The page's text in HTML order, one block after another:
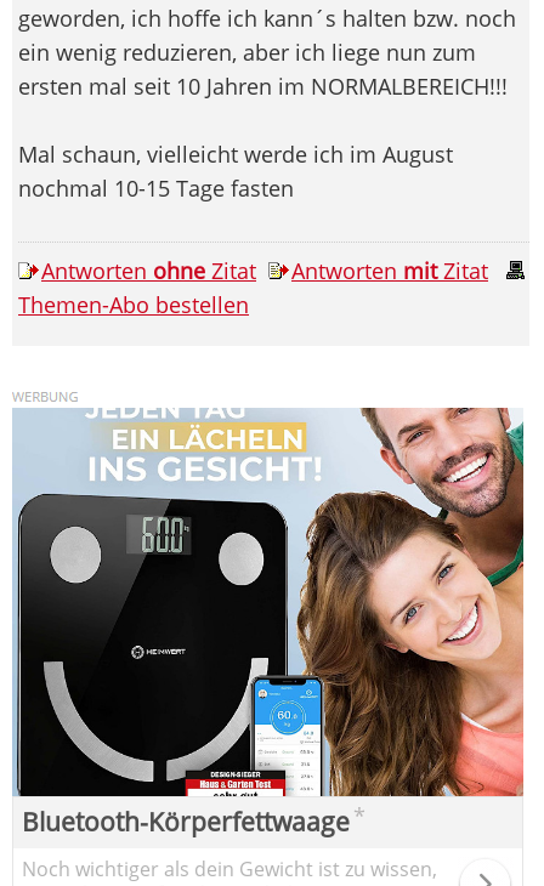
geworden, ich hoffe ich kann´s halten bzw. noch
ein wenig reduzieren, aber ich liege nun zum
ersten mal seit 10 Jahren im NORMALBEREICH!!!
Mal schaun, vielleicht werde ich im August
nochmal 10-15 Tage fasten
Antworten ohne Zitat Antworten mitZitat
Themen-Abo bestellen
Bluetooth-Körperfettwaage*
Noch wichtiger als dein Gewicht ist zu wissen,